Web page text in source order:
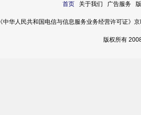
首页关于我们 广告服务
《中华人民共和国电信与信息服务业务经营许可证
版权所有